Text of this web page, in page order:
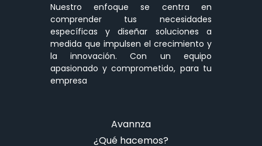
Nuestro enfoque se centra en
comprender tus necesidades
específicas y diseñar soluciones a
medida que impulsen el crecimiento y
la innovación. Con un equipo
apasionado y comprometido, para tu
empresa
Avannza
¿Qué hacemos?